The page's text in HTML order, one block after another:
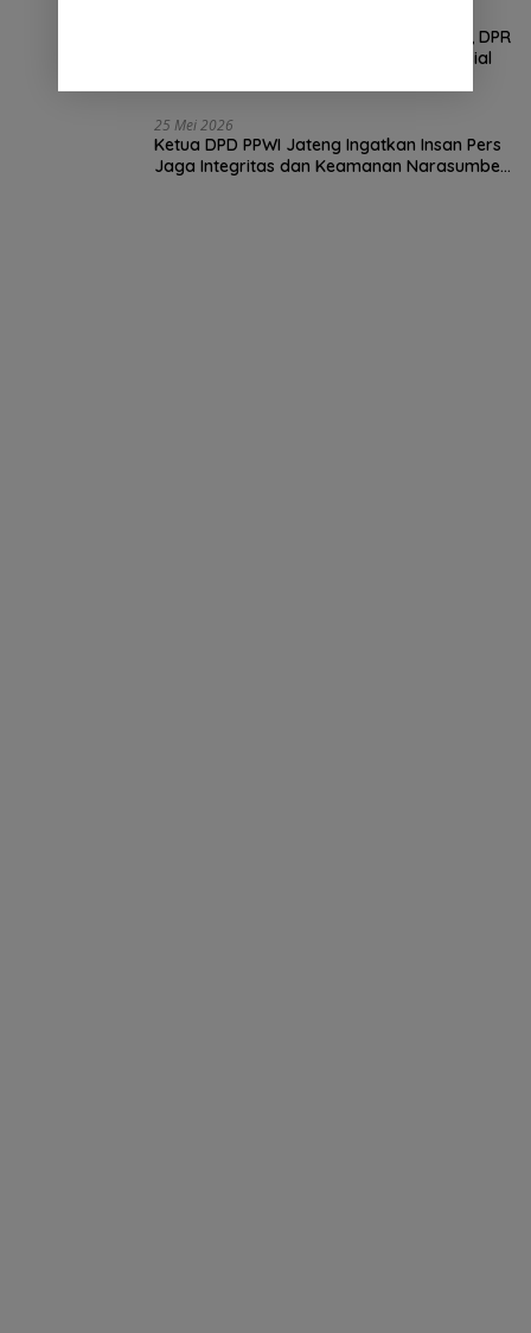
Program Kurban Prabowo Tuai Sorotan, DPR
: Presiden Memang Punya Anggaran Sosial
25 Mei 2026
Ketua DPD PPWI Jateng Ingatkan Insan Pers
Jaga Integritas dan Keamanan Narasumber